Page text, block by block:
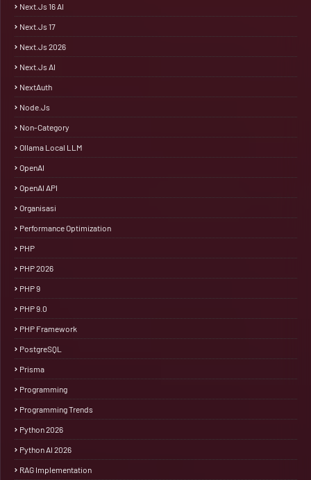
Next.js 16 AI
Next.js 17
Next.js 2026
Next.js AI
NextAuth
Node.js
Non-Category
Ollama Local LLM
OpenAI
OpenAI API
Organisasi
Performance Optimization
PHP
PHP 2026
PHP 9
PHP 9.0
PHP Framework
PostgreSQL
Prisma
Programming
Programming Trends
Python 2026
Python AI 2026
RAG Implementation